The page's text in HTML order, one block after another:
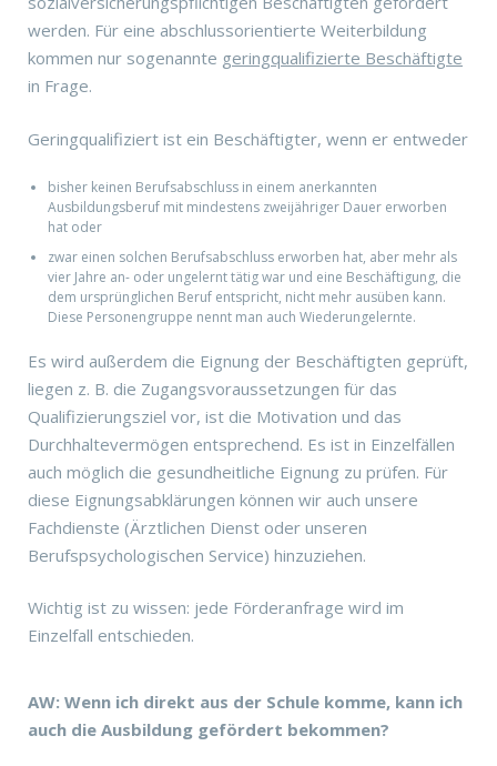
werden. Für eine abschlussorientierte Weiterbildung
kommen nur sogenannte geringqualifizierte Beschäftigte
in Frage.
Geringqualifiziert ist ein Beschäftigter, wenn er entweder
bisher keinen Berufsabschluss in einem anerkannten
Ausbildungsberuf mit mindestens zweijähriger Dauer erworben
hat oder
zwar einen solchen Berufsabschluss erworben hat, aber mehr als
vier Jahre an- oder ungelernt tätig war und eine Beschäftigung, die
dem ursprünglichen Beruf entspricht, nicht mehr ausüben kann.
Diese Personengruppe nennt man auch Wiederungelernte.
Es wird außerdem die Eignung der Beschäftigten geprüft,
liegen z. B. die Zugangsvoraussetzungen für das
Qualifizierungsziel vor, ist die Motivation und das
Durchhaltevermögen entsprechend. Es ist in Einzelfällen
auch möglich die gesundheitliche Eignung zu prüfen. Für
diese Eignungsabklärungen können wir auch unsere
Fachdienste (Ärztlichen Dienst oder unseren
Berufspsychologischen Service) hinzuziehen.
Wichtig ist zu wissen: jede Förderanfrage wird im
Einzelfall entschieden.
AW: Wenn ich direkt aus der Schule komme, kann ich
auch die Ausbildung gefördert bekommen?